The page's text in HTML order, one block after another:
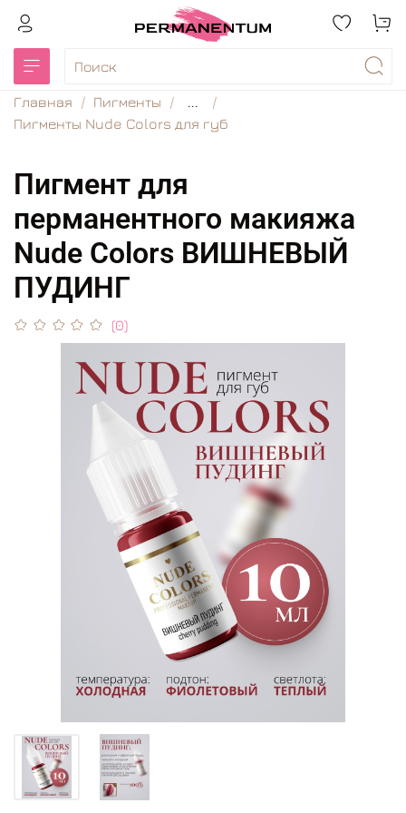
Главная Пигменты
...
Пигменты Nude Colors для губ
Пигмент для
перманентного макияжа
Nude Colors ВИШНЕВЫЙ
ПУДИНГ
(0)